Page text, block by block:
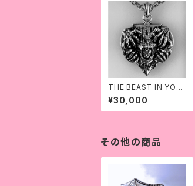
THE BEAST IN YOU
R HEART
¥30,000
その他の商品